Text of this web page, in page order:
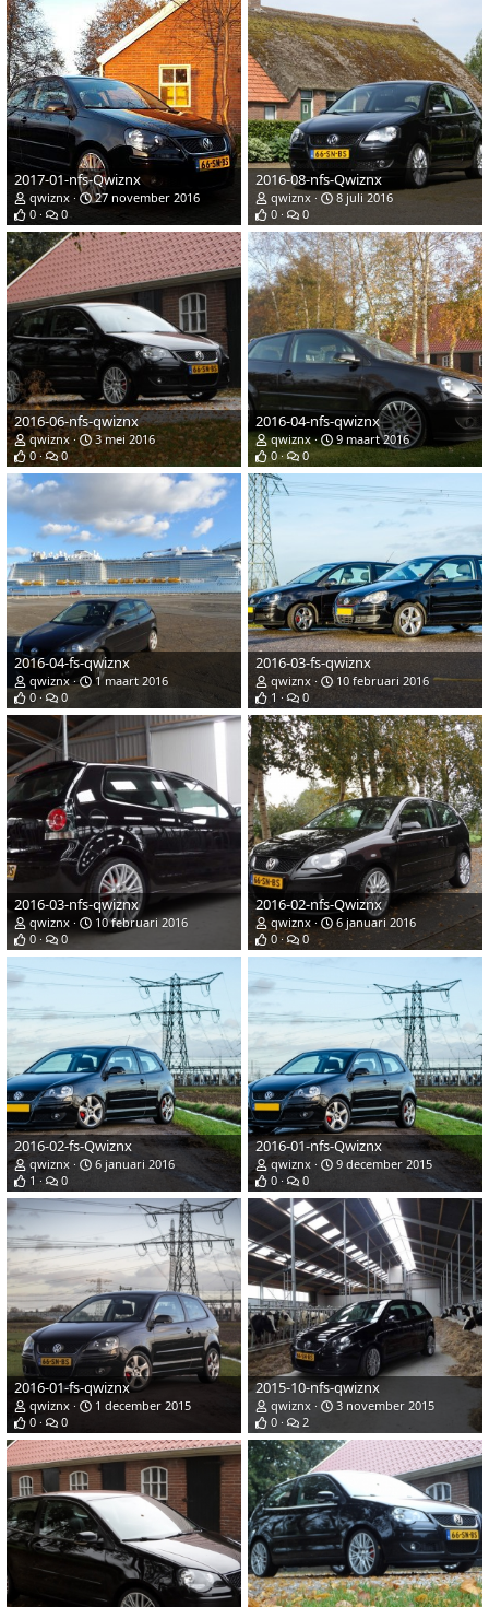
2017-01-nfs-Qwiznx
qwiznx
27 november 2016
0
0
2016-08-nfs-Qwiznx
qwiznx
8 juli 2016
0
0
2016-06-nfs-qwiznx
qwiznx
3 mei 2016
0
0
2016-04-nfs-qwiznx
qwiznx
9 maart 2016
0
0
2016-04-fs-qwiznx
qwiznx
1 maart 2016
0
0
2016-03-fs-qwiznx
qwiznx
10 februari 2016
1
0
2016-03-nfs-qwiznx
qwiznx
10 februari 2016
0
0
2016-02-nfs-Qwiznx
qwiznx
6 januari 2016
0
0
2016-02-fs-Qwiznx
qwiznx
6 januari 2016
1
0
2016-01-nfs-Qwiznx
qwiznx
9 december 2015
0
0
2016-01-fs-qwiznx
qwiznx
1 december 2015
0
0
2015-10-nfs-qwiznx
qwiznx
3 november 2015
0
2